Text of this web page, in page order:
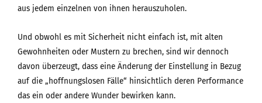
aus jedem einzelnen von ihnen herauszuholen.
Und obwohl es mit Sicherheit nicht einfach ist, mit alten
Gewohnheiten oder Mustern zu brechen, sind wir dennoch
davon überzeugt, dass eine Änderung der Einstellung in Bezug
auf die „hoffnungslosen Fälle“ hinsichtlich deren Performance
das ein oder andere Wunder bewirken kann.